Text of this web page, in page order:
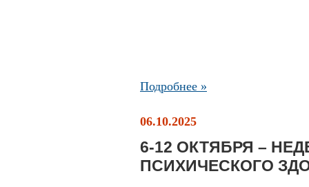
Подробнее »
06.10.2025
6-12 ОКТЯБРЯ –
ПСИХИЧЕСКОГО